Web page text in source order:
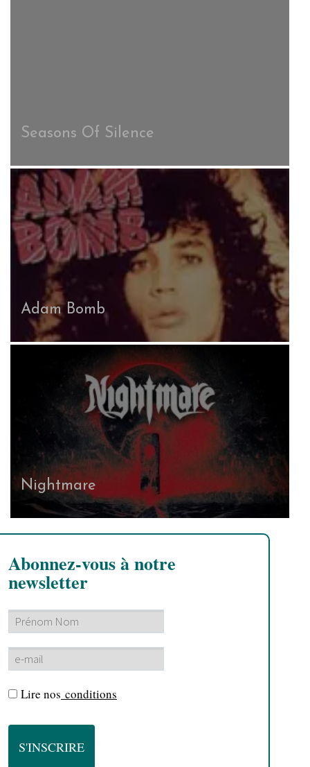
Seasons Of Silence
Adam Bomb
Nightmare
Abonnez-vous à notre
newsletter
Lire nos conditions